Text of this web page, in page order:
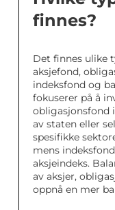
finnes?
Det finnes ulike
aksjefond,
indeksfond og
fokuserer på å
obligasjonsfond
av staten eller
spesifikke
mens
aksjeindeks.
av aksjer,
oppnå en mer